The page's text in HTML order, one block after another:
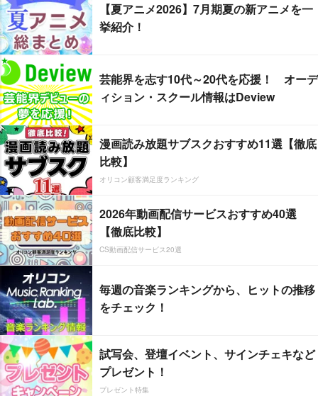
【夏アニメ2026】7月期夏の新アニメを一
挙紹介！
芸能界を志す10代～20代を応援！ オーデ
ィション・スクール情報はDeview
漫画読み放題サブスクおすすめ11選【徹底
比較】
オリコン顧客満足度ランキング
2026年動画配信サービスおすすめ40選
【徹底比較】
CS動画配信サービス20選
毎週の音楽ランキングから、ヒットの推移
をチェック！
試写会、登壇イベント、サインチェキなど
プレゼント！
プレゼント特集